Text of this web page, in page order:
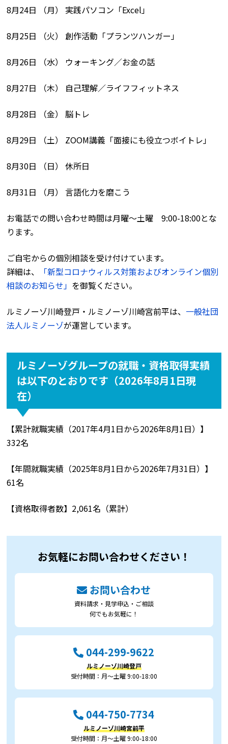
8月24日 （月） 実践パソコン「Excel」
8月25日 （火） 創作活動「プランツハンガー」
8月26日 （水） ウォーキング／お金の話
8月27日 （木） 自己理解／ライフフィットネス
8月28日 （金） 脳トレ
8月29日 （土） ZOOM講義「面接にも役立つボイトレ」
8月30日 （日） 休所日
8月31日 （月） 言語化力を磨こう
お電話での問い合わせ時間は月曜〜土曜 9:00-18:00とな
ります。
ご自宅からの個別相談を受け付けています。
詳細は、
「新型コロナウィルス対策およびオンライン個別
相談のお知らせ」 を御覧ください。
ルミノーゾ川崎登戸・ルミノーゾ川崎宮前平は、 一般社団
法人ルミノーゾが運営しています。
ルミノーゾグループの就職・資格取得実績
は以下のとおりです（2026年8月1日現
在）
【累計就職実績（2017年4月1日から2026年8月1日）】
332名
【年間就職実績（2025年8月1日から2026年7月31日）】
61名
【資格取得者数】2,061名（累計）
お気軽にお問い合わせください！
お問い合わせ
資料請求・見学申込・ご相談
何でもお気軽に！
044-299-9622
ルミノーゾ川崎登戸
受付時間：月～土曜 9:00-18:00
044-750-7734
ルミノーゾ川崎宮前平
受付時間：月～土曜 9:00-18:00